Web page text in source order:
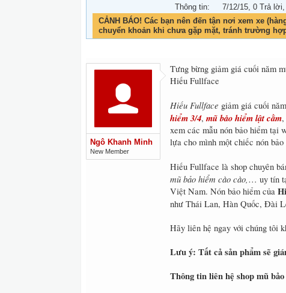
Thông tin:
7/12/15, 0 Trả
CẢNH BÁO! Các bạn nên đến tận nơi xem xe
chuyển khoản khi chưa gặp mặt, tránh trường
Ngô Khanh Minh
New Member
Tưng bừng giảm giá cuối năm
Hiếu Fullface
Hiếu Fullface giảm giá cuối
hiểm 3/4, mũ bảo hiểm lật cằm,
xem các mẫu nón bảo hiểm tại
lựa cho mình một chiếc nón
Hiếu Fullface là shop chuyên
mũ bảo hiểm cào cào,… uy tín
Việt Nam. Nón bảo hiểm của
như Thái Lan, Hàn Quốc, Đài
Hãy liên hệ ngay với chúng tôi
Lưu ý: Tất cả sản phẩm sẽ
Thông tin liên hệ shop mũ